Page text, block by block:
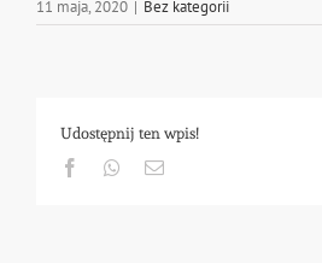
11 maja, 2020 | Bez kategorii
Udostępnij ten wpis!
FacebookWhatsapp
Email